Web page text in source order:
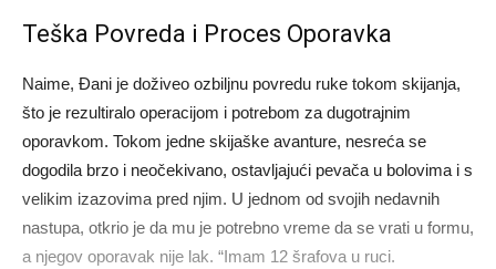
Teška Povreda i Proces Oporavka
Naime, Đani je doživeo ozbiljnu povredu ruke tokom skijanja,
što je rezultiralo operacijom i potrebom za dugotrajnim
oporavkom. Tokom jedne skijaške avanture, nesreća se
dogodila brzo i neočekivano, ostavljajući pevača u bolovima i s
velikim izazovima pred njim. U jednom od svojih nedavnih
nastupa, otkrio je da mu je potrebno vreme da se vrati u formu,
a njegov oporavak nije lak. “Imam 12 šrafova u ruci.